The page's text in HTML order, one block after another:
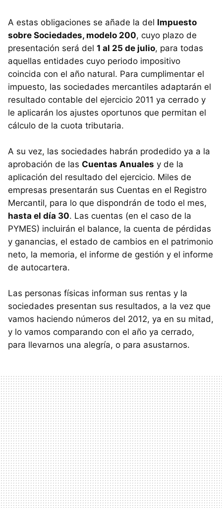
A estas obligaciones se añade la del Impuesto
sobre Sociedades, modelo 200, cuyo plazo de
presentación será del 1 al 25 de julio, para todas
aquellas entidades cuyo periodo impositivo
coincida con el año natural. Para cumplimentar el
impuesto, las sociedades mercantiles adaptarán el
resultado contable del ejercicio 2011 ya cerrado y
le aplicarán los ajustes oportunos que permitan el
cálculo de la cuota tributaria.
A su vez, las sociedades habrán prodedido ya a la
aprobación de las Cuentas Anuales y de la
aplicación del resultado del ejercicio. Miles de
empresas presentarán sus Cuentas en el Registro
Mercantil, para lo que dispondrán de todo el mes,
hasta el día 30. Las cuentas (en el caso de la
PYMES) incluirán el balance, la cuenta de pérdidas
y ganancias, el estado de cambios en el patrimonio
neto, la memoria, el informe de gestión y el informe
de autocartera.
Las personas físicas informan sus rentas y la
sociedades presentan sus resultados, a la vez que
vamos haciendo números del 2012, ya en su mitad,
y lo vamos comparando con el año ya cerrado,
para llevarnos una alegría, o para asustarnos.